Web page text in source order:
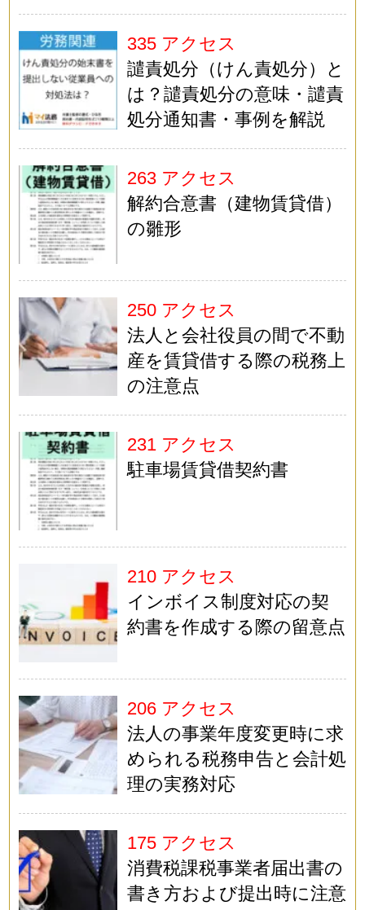
335 アクセス
譴責処分（けん責処分）と
は？譴責処分の意味・譴責
処分通知書・事例を解説
263 アクセス
解約合意書（建物賃貸借）
の雛形
250 アクセス
法人と会社役員の間で不動
産を賃貸借する際の税務上
の注意点
231 アクセス
駐車場賃貸借契約書
210 アクセス
インボイス制度対応の契
約書を作成する際の留意点
206 アクセス
法人の事業年度変更時に求
められる税務申告と会計処
理の実務対応
175 アクセス
消費税課税事業者届出書の
書き方および提出時に注意